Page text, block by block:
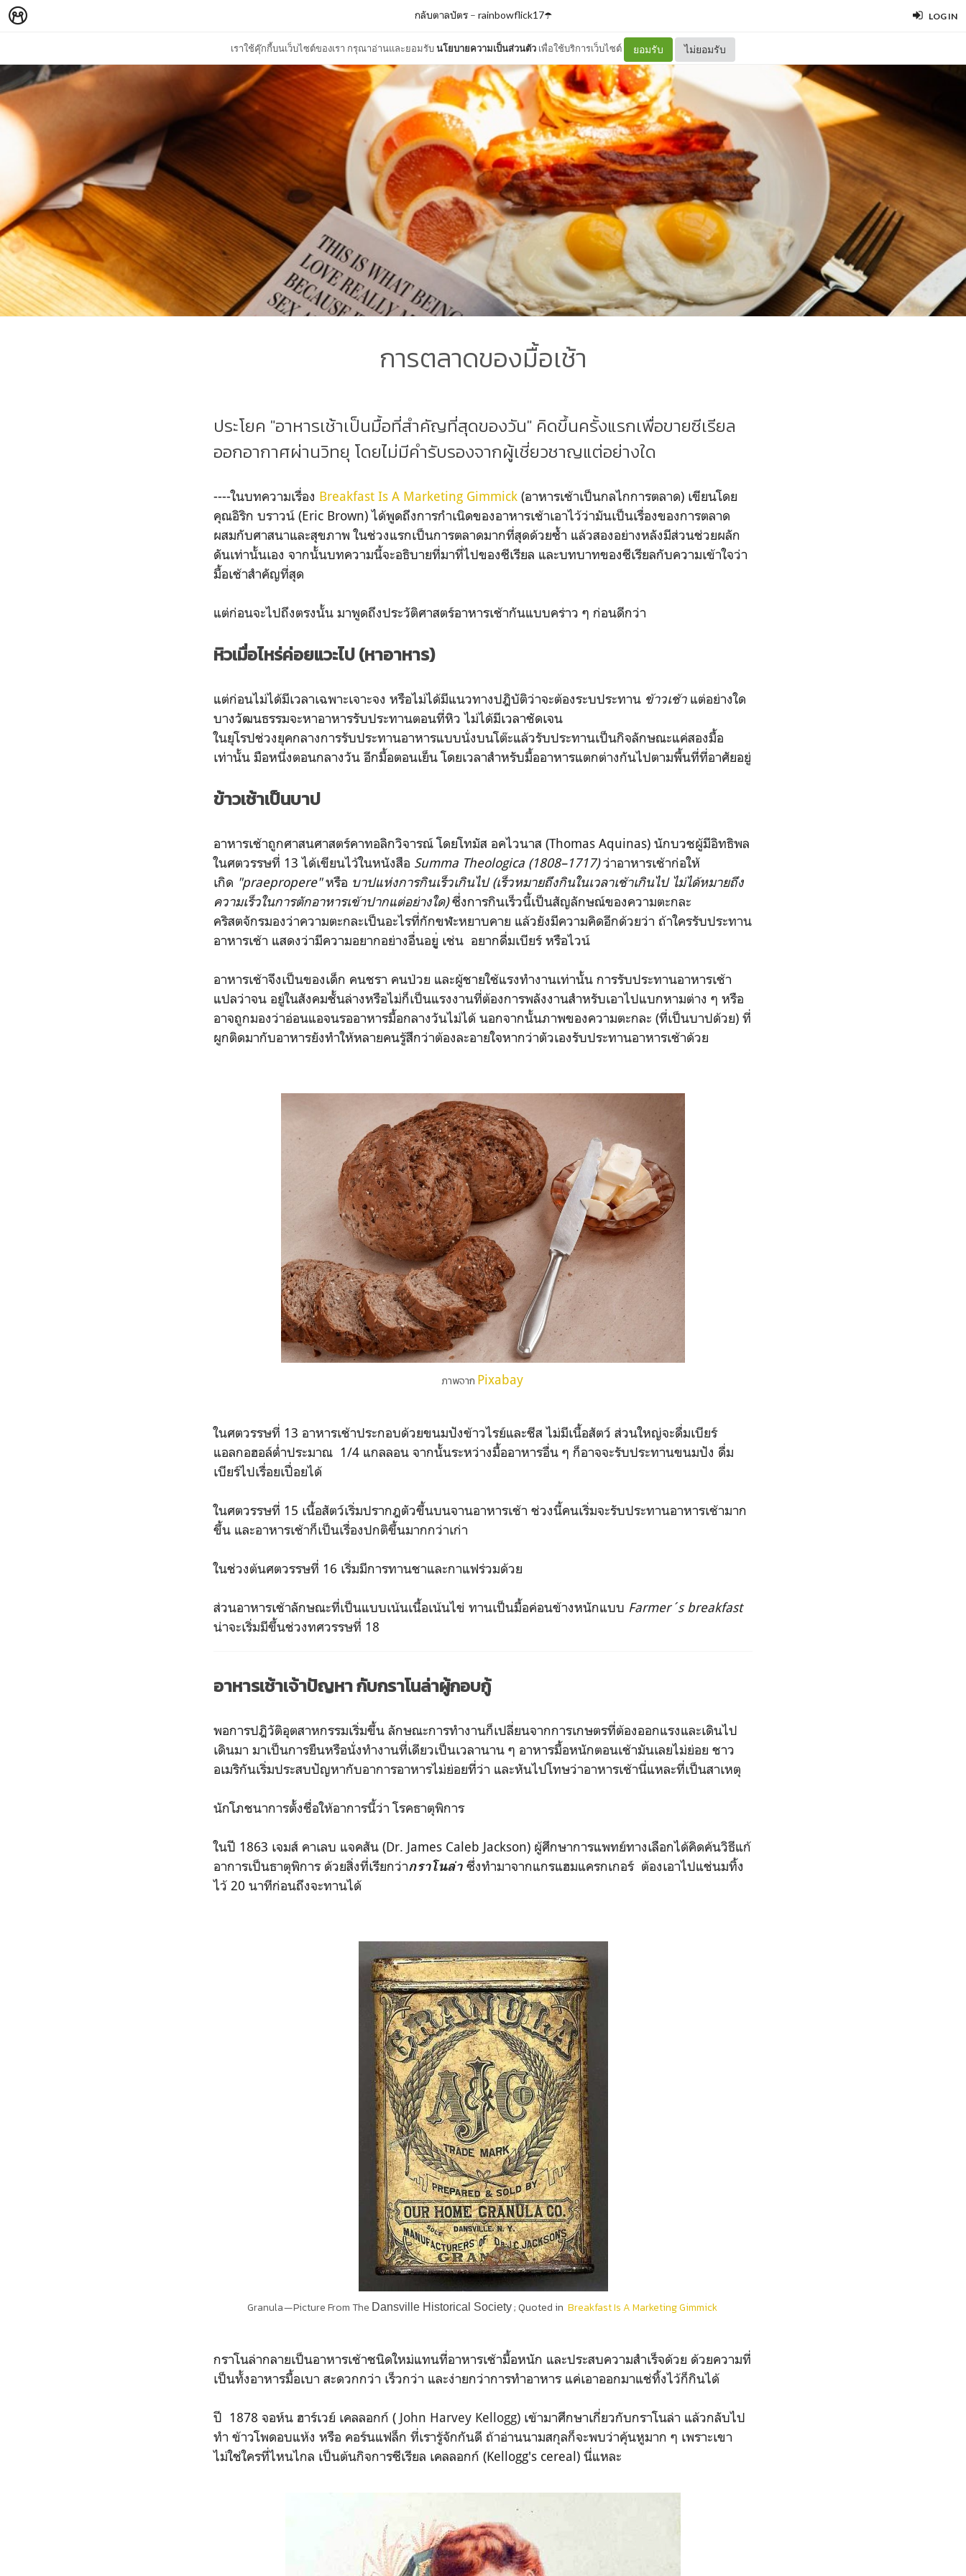
LOG IN
เราใช้คุ๊กกี้บนเว็บไซต์ของเรา กรุณาอ่านและยอมรับนโยบายความเป็นส่วนตัว เพื่อใช้บริการเว็บไซต์ ยอมรับ ไม่ยอมรับ
กลับตาลปัตร– rainbowflick17☂️
การตลาดของมื้อเช้า
ประโยค "อาหารเช้าเป็นมื้อที่สำคัญที่สุดของวัน" คิดขึ้นครั้งแรกเพื่อขายซีเรียล
ออกอากาศผ่านวิทยุ โดยไม่มีคำรับรองจากผู้เชี่ยวชาญแต่อย่างใด
----ในบทความเรื่อง Breakfast Is A Marketing Gimmick (อาหารเช้าเป็นกลไกการตลาด) เขียนโดย
คุณอิริก บราวน์ (Eric Brown) ได้พูดถึงการกำเนิดของอาหารเช้าเอาไว้ว่ามันเป็นเรื่องของการตลาด
ผสมกับศาสนาและสุขภาพ ในช่วงแรกเป็นการตลาดมากที่สุดด้วยซ้ำ แล้วสองอย่างหลังมีส่วนช่วยผลัก
ดันเท่านั้นเอง จากนั้นบทความนี้จะอธิบายที่มาที่ไปของซีเรียล และบทบาทของซีเรียลกับความเข้าใจว่า
มื้อเช้าสำคัญที่สุด
แต่ก่อนจะไปถึงตรงนั้น มาพูดถึงประวัติศาสตร์อาหารเช้ากันแบบคร่าว ๆ ก่อนดีกว่า
หิวเมื่อไหร่ค่อยแวะไป (หาอาหาร)
แต่ก่อนไม่ได้มีเวลาเฉพาะเจาะจง หรือไม่ได้มีแนวทางปฎิบัติว่าจะต้องระบประทาน ข้าวเช้าแต่อย่างใด
บางวัฒนธรรมจะหาอาหารรับประทานตอนที่หิว ไม่ได้มีเวลาชัดเจน
ในยุโรปช่วงยุคกลางการรับประทานอาหารแบบนั่งบนโต๊ะแล้วรับประทานเป็นกิจลักษณะแค่สองมื้อ
เท่านั้น มือหนึ่งตอนกลางวัน อีกมื้อตอนเย็น โดยเวลาสำหรับมื้ออาหารแตกต่างกันไปตามพื้นที่ที่อาศัยอยู่
ข้าวเช้าเป็นบาป
อาหารเช้าถูกศาสนศาสตร์คาทอลิกวิจารณ์ โดยโทมัส อคไวนาส (Thomas Aquinas) นักบวชผู้มีอิทธิพล
ในศตวรรษที่ 13 ได้เขียนไว้ในหนังสือ Summa Theologica (1808–1717)ว่าอาหารเช้าก่อให้
เกิด "praepropere"หรือ บาปแห่งการกินเร็วเกินไป (เร็วหมายถึงกินในเวลาเช้าเกินไป ไม่ได้หมายถึง
ความเร็วในการตักอาหารเข้าปากแต่อย่างใด)ซึ่งการกินเร็วนี้เป็นสัญลักษณ์ของความตะกละ
คริสตจักรมองว่าความตะกละเป็นอะไรที่กักขฬะหยาบคาย แล้วยังมีความคิดอีกด้วยว่า ถ้าใครรับประทาน
อาหารเช้า แสดงว่ามีความอยากอย่างอื่นอยูู่ เช่น อยากดื่มเบียร์ หรือไวน์
อาหารเช้าจึงเป็นของเด็ก คนชรา คนป่วย และผู้ชายใช้แรงทำงานเท่านั้น การรับประทานอาหารเช้า
แปลว่าจน อยู่ในสังคมชั้นล่างหรือไม่ก็เป็นแรงงานที่ต้องการพลังงานสำหรับเอาไปแบกหามต่าง ๆ หรือ
อาจถูกมองว่าอ่อนแอจนรออาหารมื้อกลางวันไม่ได้ นอกจากนั้นภาพของความตะกละ (ที่เป็นบาปด้วย) ที่
ผูกติดมากับอาหารยังทำให้หลายคนรู้สึกว่าต้องละอายใจหากว่าตัวเองรับประทานอาหารเช้าด้วย
ภาพจาก Pixabay
ในศตวรรษที่ 13 อาหารเช้าประกอบด้วยขนมปังข้าวไรย์และชีส ไม่มีเนื้อสัตว์ ส่วนใหญ่จะดื่มเบียร์
แอลกอฮอล์ต่ำประมาณ 1/4 แกลลอน จากนั้นระหว่างมื้ออาหารอื่น ๆ ก็อาจจะรับประทานขนมปัง ดื่ม
เบียร์ไปเรื่อยเปื่อยได้
ในศตวรรษที่ 15 เนื้อสัตว์เริ่มปรากฎตัวขึ้นบนจานอาหารเช้า ช่วงนี้คนเริ่มจะรับประทานอาหารเช้ามาก
ขึ้น และอาหารเช้าก็เป็นเรื่องปกติขึ้นมากกว่าเก่า
ในช่วงต้นศตวรรษที่ 16 เริ่มมีการทานชาและกาแฟร่วมด้วย
ส่วนอาหารเช้าลักษณะที่เป็นแบบเน้นเนื้อเน้นไข่ ทานเป็นมื้อค่อนข้างหนักแบบ Farmer´s breakfast
น่าจะเริ่มมีขึ้นช่วงทศวรรษที่ 18
อาหารเช้าเจ้าปัญหา กับกราโนล่าผู้กอบกู้
พอการปฎิวัติอุตสาหกรรมเริ่มขึ้น ลักษณะการทำงานก็เปลี่ยนจากการเกษตรที่ต้องออกแรงและเดินไป
เดินมา มาเป็นการยืนหรือนั่งทำงานที่เดียวเป็นเวลานาน ๆ อาหารมื้อหนักตอนเช้ามันเลยไม่ย่อย ชาว
อเมริกันเริ่มประสบปัญหากับอาการอาหารไม่ย่อยที่ว่า และหันไปโทษว่าอาหารเช้านี่แหละที่เป็นสาเหตุ
นักโภชนาการตั้งชื่อให้อาการนี้ว่า โรคธาตุพิการ
ในปี 1863 เจมส์ คาเลบ แจคสัน (Dr. James Caleb Jackson) ผู้ศึกษาการแพทย์ทางเลือกได้คิดค้นวิธีแก้
อาการเป็นธาตุพิการ ด้วยสิ่งที่เรียกว่ากราโนล่า ซึ่งทำมาจากแกรแฮมแครกเกอร์ ต้องเอาไปแช่นมทิ้ง
ไว้ 20 นาทีก่อนถึงจะทานได้
Granula — Picture From The Dansville Historical Society;Quoted in Breakfast Is A Marketing Gimmick
กราโนล่ากลายเป็นอาหารเช้าชนิดใหม่แทนที่อาหารเช้ามื้อหนัก และประสบความสำเร็จด้วย ด้วยความที่
เป็นทั้งอาหารมื้อเบา สะดวกกว่า เร็วกว่า และง่ายกว่าการทำอาหาร แค่เอาออกมาแช่ทิ้งไว้ก็กินได้
ปี 1878 จอห์น ฮาร์เวย์ เคลลอกก์ ( John Harvey Kellogg) เข้ามาศึกษาเกี่ยวกับกราโนล่า แล้วกลับไป
ทำ ข้าวโพดอบแห้ง หรือ คอร์นแฟล็ก ที่เรารู้จักกันดี ถ้าอ่านนามสกุลก็จะพบว่าคุ้นหูมาก ๆ เพราะเขา
ไม่ใช่ใครที่ไหนไกล เป็นต้นกิจการซีเรียล เคลลอกก์ (Kellogg's cereal) นี่แหละ